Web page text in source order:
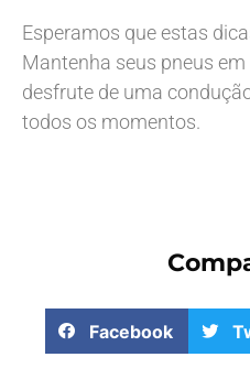
Esperamos que estas
Mantenha seus pneus
desfrute de uma
todos os momentos.
Facebook